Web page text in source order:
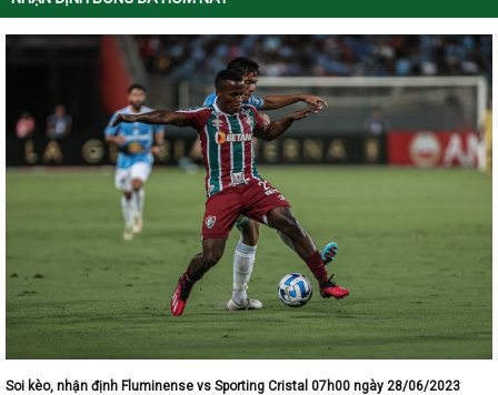
Soi kèo, nhận định Fluminense vs Sporting Cristal 07h00 ngày 28/06/2023